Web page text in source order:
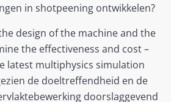
in shotpeening ontwikkelen?
design of the machine and the
the effectiveness and cost –
latest multiphysics simulation
de doeltreffendheid en de
doorslaggevend